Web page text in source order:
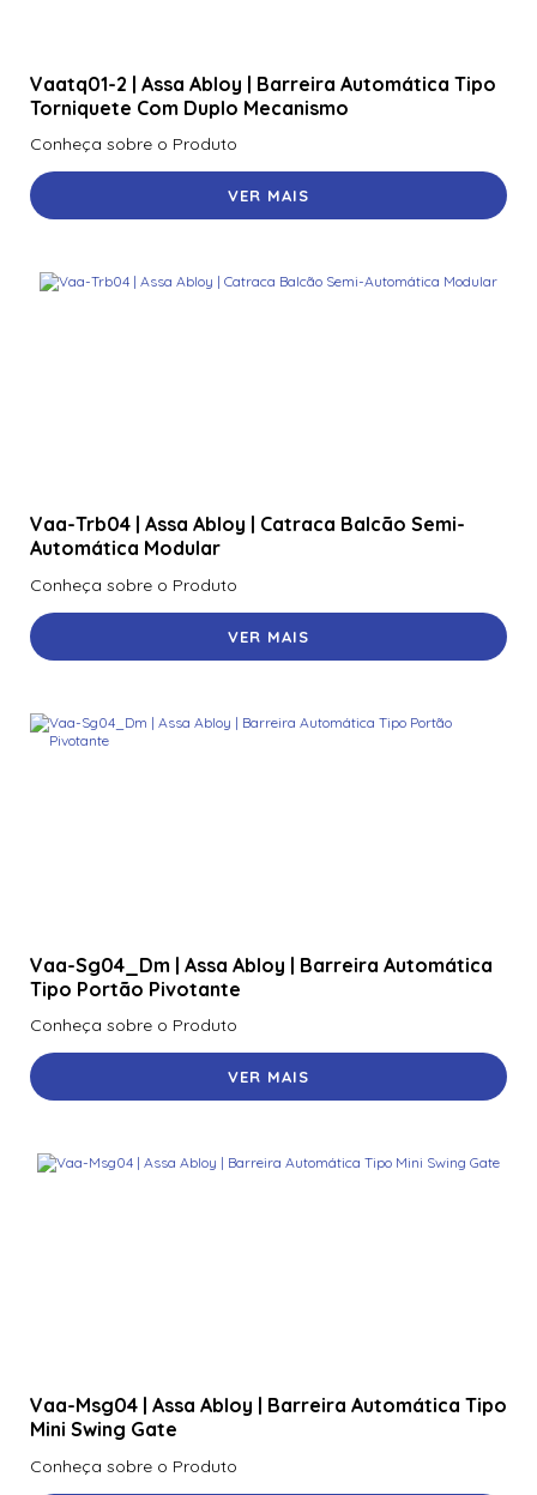
Vaatq01-2 | Assa Abloy | Barreira Automática Tipo
Torniquete Com Duplo Mecanismo
Conheça sobre o Produto
VER MAIS
Vaa-Trb04 | Assa Abloy | Catraca Balcão Semi-
Automática Modular
Conheça sobre o Produto
VER MAIS
Vaa-Sg04_Dm | Assa Abloy | Barreira Automática
Tipo Portão Pivotante
Conheça sobre o Produto
VER MAIS
Vaa-Msg04 | Assa Abloy | Barreira Automática Tipo
Mini Swing Gate
Conheça sobre o Produto